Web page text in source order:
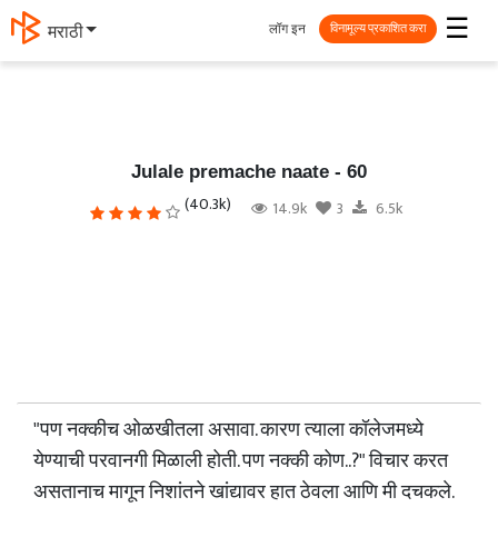
मराठी ☰
लॉग इन विनामूल्य प्रकाशित करा
Julale premache naate - 60
(40.3k) 14.9k 3 6.5k
"पण नक्कीच ओळखीतला असावा. कारण त्याला कॉलेजमध्ये
येण्याची परवानगी मिळाली होती. पण नक्की कोण..?" विचार करत
असतानाच मागून निशांतने खांद्यावर हात ठेवला आणि मी दचकले.